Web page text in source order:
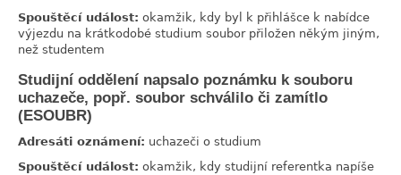
Spouštěcí událost: okamžik, kdy byl k přihlášce k nabídce
výjezdu na krátkodobé studium soubor přiložen někým jiným,
než studentem
Studijní oddělení napsalo poznámku k souboru
uchazeče, popř. soubor schválilo či zamítlo
(ESOUBR)
Adresáti oznámení: uchazeči o studium
Spouštěcí událost: okamžik, kdy studijní referentka napíše